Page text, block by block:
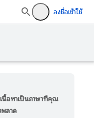
ลงชื่อเข้าใช้
นื้อหาเป็นภาษาที่คุณ
ลาด